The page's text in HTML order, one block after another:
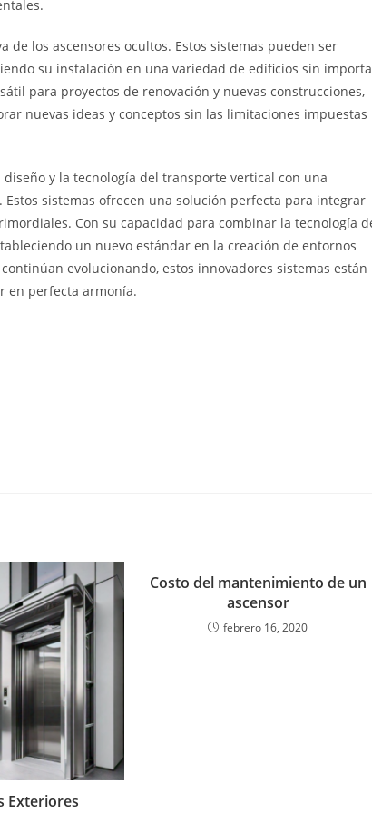
los ascensores ocultos. Estos sistemas pueden ser
su instalación en una variedad de edificios sin
para proyectos de renovación y nuevas construcciones,
nuevas ideas y conceptos sin las limitaciones impuestas
y la tecnología del transporte vertical con una
sistemas ofrecen una solución perfecta para integrar
Con su capacidad para combinar la tecnología
un nuevo estándar en la creación de entornos
evolucionando, estos innovadores sistemas están
en perfecta armonía.
Exteriores
Costo del mantenimiento de un
ascensor
febrero 16, 2020